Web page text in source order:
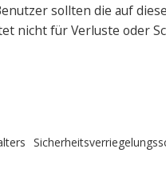
sollten die auf
nicht für Verluste oder